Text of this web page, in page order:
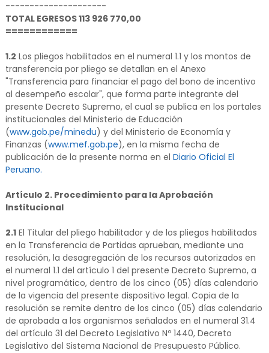
---------------------
TOTAL EGRESOS 113 926 770,00
============
1.2 Los pliegos habilitados en el numeral 1.1 y los montos de
transferencia por pliego se detallan en el Anexo
"Transferencia para financiar el pago del bono de incentivo
al desempeño escolar", que forma parte integrante del
presente Decreto Supremo, el cual se publica en los portales
institucionales del Ministerio de Educación
(www.gob.pe/minedu) y del Ministerio de Economía y
Finanzas (www.mef.gob.pe), en la misma fecha de
publicación de la presente norma en el Diario Oficial El
Peruano.
Artículo 2. Procedimiento para la Aprobación
Institucional
2.1El Titular del pliego habilitador y de los pliegos habilitados
en la Transferencia de Partidas aprueban, mediante una
resolución, la desagregación de los recursos autorizados en
el numeral 1.1 del artículo 1 del presente Decreto Supremo, a
nivel programático, dentro de los cinco (05) días calendario
de la vigencia del presente dispositivo legal. Copia de la
resolución se remite dentro de los cinco (05) días calendario
de aprobada a los organismos señalados en el numeral 31.4
del artículo 31 del Decreto Legislativo Nº 1440, Decreto
Legislativo del Sistema Nacional de Presupuesto Público.